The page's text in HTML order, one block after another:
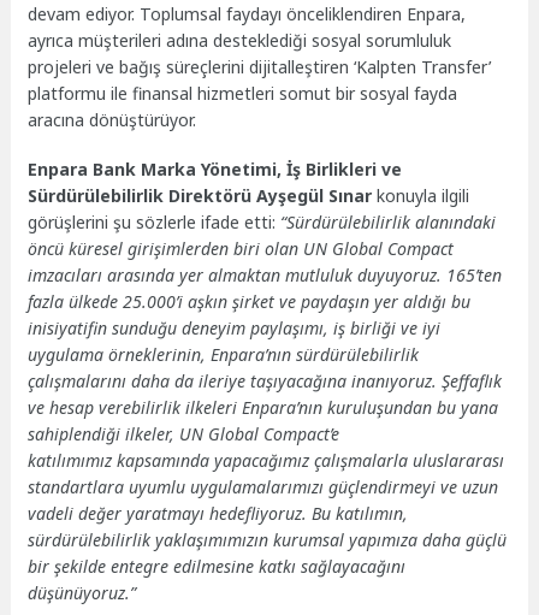
devam ediyor. Toplumsal faydayı önceliklendiren Enpara,
ayrıca müşterileri adına desteklediği sosyal sorumluluk
projeleri ve bağış süreçlerini dijitalleştiren ‘Kalpten Transfer’
platformu ile finansal hizmetleri somut bir sosyal fayda
aracına dönüştürüyor.
Enpara Bank Marka Yönetimi, İş Birlikleri ve
Sürdürülebilirlik Direktörü Ayşegül Sınar konuyla ilgili
görüşlerini şu sözlerle ifade etti: “Sürdürülebilirlik alanındaki
öncü küresel girişimlerden biri olan UN Global Compact
imzacıları arasında yer almaktan mutluluk duyuyoruz. 165’ten
fazla ülkede 25.000’i aşkın şirket ve paydaşın yer aldığı bu
inisiyatifin sunduğu deneyim paylaşımı, iş birliği ve iyi
uygulama örneklerinin, Enpara’nın sürdürülebilirlik
çalışmalarını daha da ileriye taşıyacağına inanıyoruz. Şeffaflık
ve hesap verebilirlik ilkeleri Enpara’nın kuruluşundan bu yana
sahiplendiği ilkeler, UN Global Compact’e
katılımımız kapsamında yapacağımız çalışmalarla uluslararası
standartlara uyumlu uygulamalarımızı güçlendirmeyi ve uzun
vadeli değer yaratmayı hedefliyoruz. Bu katılımın,
sürdürülebilirlik yaklaşımımızın kurumsal yapımıza daha güçlü
bir şekilde entegre edilmesine katkı sağlayacağını
düşünüyoruz.”